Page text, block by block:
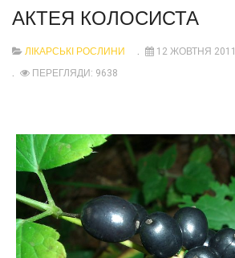
АКТЕЯ КОЛОСИСТА
ЛІКАРСЬКІ РОСЛИНИ
12 ЖОВТНЯ 2011
ПЕРЕГЛЯДИ: 9638